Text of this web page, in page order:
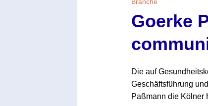
Goerke
Die auf
Geschäftsführung
Paßmann die Kölner